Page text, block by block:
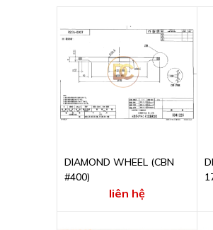
DIAMOND WHEEL (CBN
#400)
liên hệ